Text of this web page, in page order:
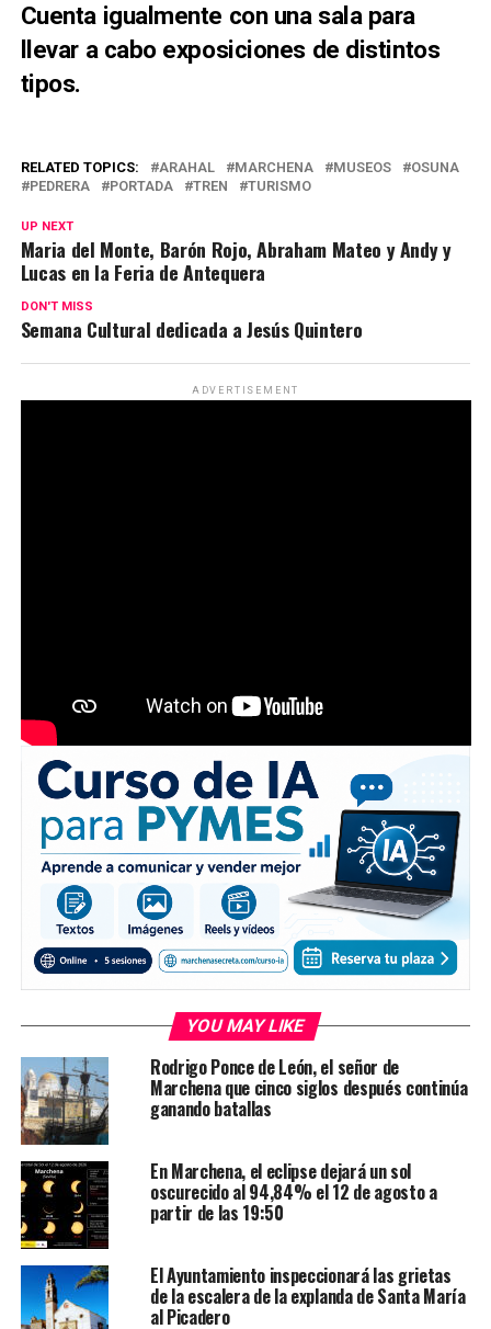
Cuenta igualmente con una sala para
llevar a cabo exposiciones de distintos
tipos.
RELATED TOPICS: ARAHAL MARCHENA MUSEOS
OSUNA
PEDRERA
PORTADA TREN TURISMO
UP NEXT
Maria del Monte, Barón Rojo, Abraham Mateo y Andy y
Lucas en la Feria de Antequera
DON'T MISS
Semana Cultural dedicada a Jesús Quintero
ADVERTISEMENT
YOU MAY LIKE
Rodrigo Ponce de León, el señor de
Marchena que cinco siglos después continúa
ganando batallas
En Marchena, el eclipse dejará un sol
oscurecido al 94,84% el 12 de agosto a
partir de las 19:50
El Ayuntamiento inspeccionará las grietas
de la escalera de la explanda de Santa María
al Picadero